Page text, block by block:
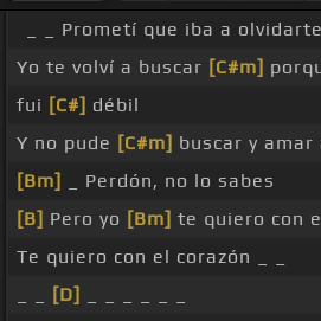
_ _ Prometí que iba a
Yo te volví a buscar [C#m]
fui [C#] débil
Y no pude [C#m] buscar y
[Bm]
_ Perdón, no lo sabes
[B] Pero yo [Bm] te quiero con
Te quiero con el corazón _ _
[D]